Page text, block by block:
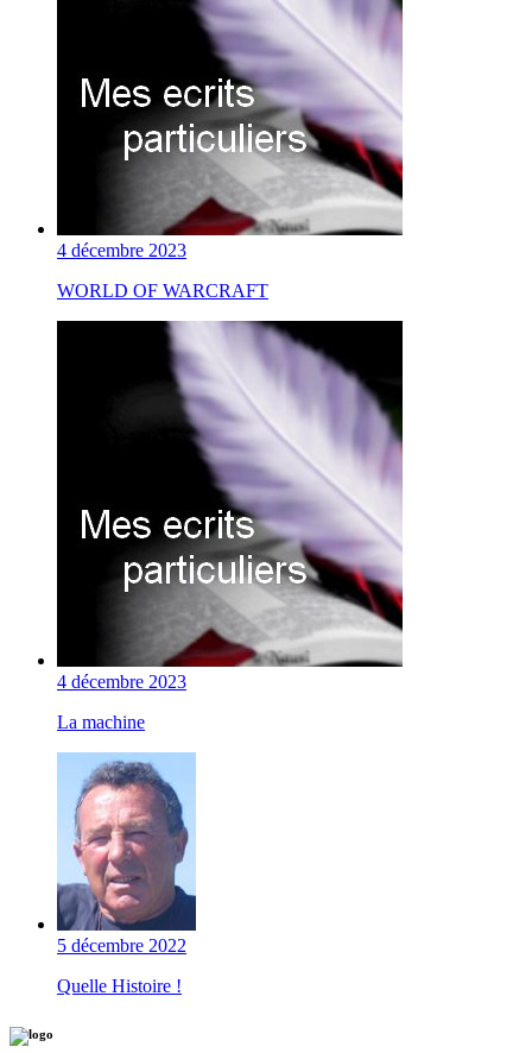
4 décembre 2023
WORLD OF WARCRAFT
4 décembre 2023
La machine
5 décembre 2022
Quelle Histoire !